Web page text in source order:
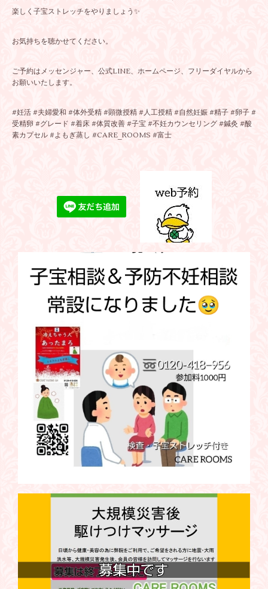
楽しく子宝ストレッチをやりましょう✨
お気持ちを聴かせてください。
ご予約はメッセンジャー、公式LINE、ホームページ、フリーダイヤルから
お願いいたします。
#妊活 #夫婦愛和 #体外受精 #顕微授精 #人工授精 #自然妊娠 #精子 #卵子 #
受精卵 #グレード #着床 #体質改善 #子宝 #不妊カウンセリング #鍼灸 #酸
素カプセル #よもぎ蒸し #CARE_ROOMS #富士